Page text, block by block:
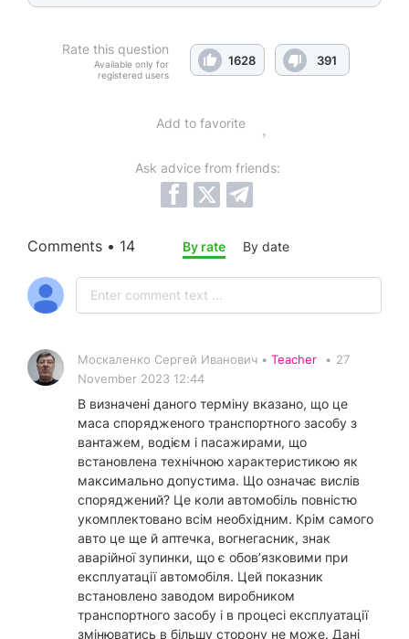
Rate this question
Available only for
registered users
1628 391
Add to favorite
Ask advice from friends:
Comments • 14 By rate By date
Москаленко Сергей Иванович • Teacher • 27
November 2023 12:44
В визначені даного терміну вказано, що це
маса спорядженого транспортного засобу з
вантажем, водієм і пасажирами, що
встановлена технічною характеристикою як
максимально допустима. Що означає вислів
споряджений? Це коли автомобіль повністю
укомплектовано всім необхідним. Крім самого
авто це ще й аптечка, вогнегасник, знак
аварійної зупинки, що є обов’язковими при
експлуатації автомобіля. Цей показник
встановлено заводом виробником
транспортного засобу і в процесі експлуатації
змінюватись в більшу сторону не може. Дані